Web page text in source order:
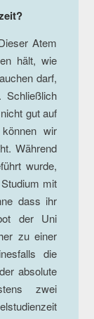
Atem
hält, wie
darf,
Schließlich
gut auf
wir
Während
wurde,
mit
dass ihr
der Uni
zu einer
die
absolute
zwei